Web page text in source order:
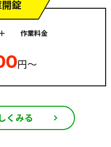
錠
作業料金
円〜
くみる